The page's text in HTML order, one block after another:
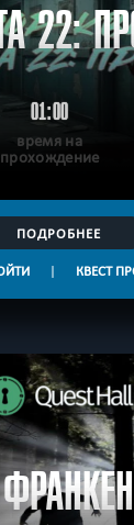
22:
01:00
время на
прохождение
ПОДРОБНЕЕ
| КВЕСТ